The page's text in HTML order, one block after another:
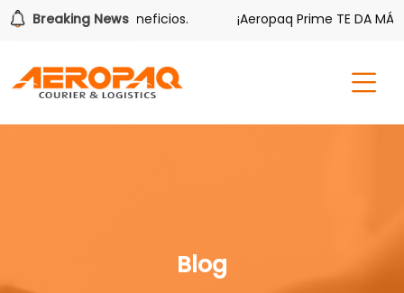
Breaking News
tiene sus beneficios. ¡Aeropaq Prime TE DA MÁS!
Blog